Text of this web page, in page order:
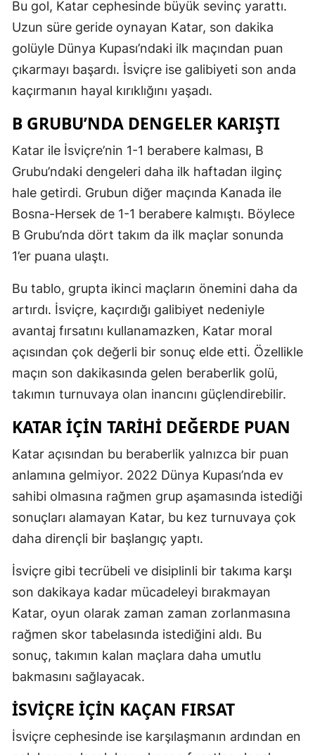
Bu gol, Katar cephesinde büyük sevinç yarattı.
Uzun süre geride oynayan Katar, son dakika
golüyle Dünya Kupası’ndaki ilk maçından puan
çıkarmayı başardı. İsviçre ise galibiyeti son anda
kaçırmanın hayal kırıklığını yaşadı.
B GRUBU’NDA DENGELER KARIŞTI
Katar ile İsviçre’nin 1-1 berabere kalması, B
Grubu’ndaki dengeleri daha ilk haftadan ilginç
hale getirdi. Grubun diğer maçında Kanada ile
Bosna-Hersek de 1-1 berabere kalmıştı. Böylece
B Grubu’nda dört takım da ilk maçlar sonunda
1’er puana ulaştı.
Bu tablo, grupta ikinci maçların önemini daha da
artırdı. İsviçre, kaçırdığı galibiyet nedeniyle
avantaj fırsatını kullanamazken, Katar moral
açısından çok değerli bir sonuç elde etti. Özellikle
maçın son dakikasında gelen beraberlik golü,
takımın turnuvaya olan inancını güçlendirebilir.
KATAR IÇIN TARIHI DEĞERDE PUAN
Katar açısından bu beraberlik yalnızca bir puan
anlamına gelmiyor. 2022 Dünya Kupası’nda ev
sahibi olmasına rağmen grup aşamasında istediği
sonuçları alamayan Katar, bu kez turnuvaya çok
daha dirençli bir başlangıç yaptı.
İsviçre gibi tecrübeli ve disiplinli bir takıma karşı
son dakikaya kadar mücadeleyi bırakmayan
Katar, oyun olarak zaman zaman zorlanmasına
rağmen skor tabelasında istediğini aldı. Bu
sonuç, takımın kalan maçlara daha umutlu
bakmasını sağlayacak.
İSVIÇRE IÇIN KAÇAN FIRSAT
İsviçre cephesinde ise karşılaşmanın ardından en